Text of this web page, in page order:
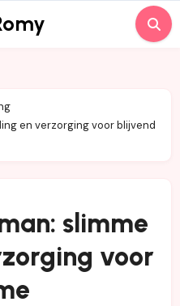
en verzorging voor blijvend
slimme
voor